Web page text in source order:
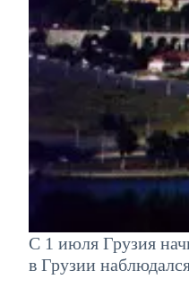
С 1 июля Грузия
в Грузии